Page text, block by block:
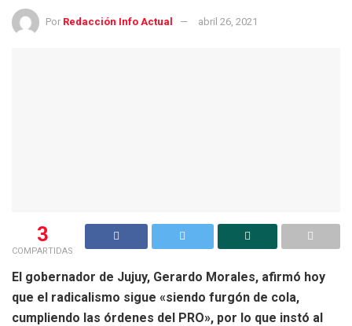
Por Redacción Info Actual abril 26, 2021
3
COMPARTIDAS
El gobernador de Jujuy, Gerardo Morales, afirmó hoy
que el radicalismo sigue «siendo furgón de cola,
cumpliendo las órdenes del PRO», por lo que instó al